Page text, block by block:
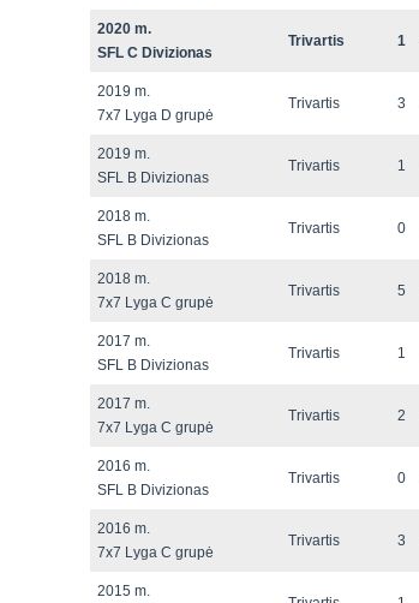
2020 m.
SFL C Divizionas
Trivartis 1
2019 m.
7x7 Lyga D grupė
Trivartis 3
2019 m.
SFL B Divizionas
Trivartis 1
2018 m.
SFL B Divizionas
Trivartis 0
2018 m.
7x7 Lyga C grupė
Trivartis 5
2017 m.
SFL B Divizionas
Trivartis 1
2017 m.
7x7 Lyga C grupė
Trivartis 2
2016 m.
SFL B Divizionas
Trivartis 0
2016 m.
7x7 Lyga C grupė
Trivartis 3
2015 m.